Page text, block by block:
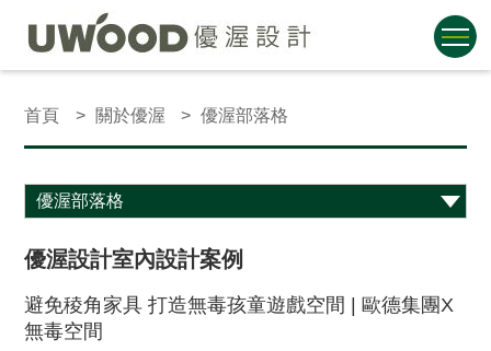
首頁 關於優渥 優渥部落格
優渥設計室內設計案例
避免稜角家具 打造無毒孩童遊戲空間 | 歐德集團X
無毒空間